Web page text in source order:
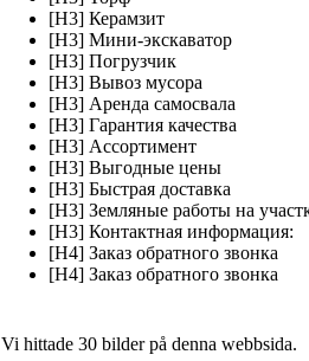
[H3] Керамзит
[H3] Мини-экскаватор
[H3] Погрузчик
[H3] Вывоз мусора
[H3] Аренда самосвала
[H3] Гарантия качества
[H3] Ассортимент
[H3] Выгодные цены
[H3] Быстрая доставка
[H3] Земляные работы на
[H3] Контактная информация:
[H4] Заказ обратного звонка
[H4] Заказ обратного звонка
Vi hittade 30 bilder på denna webbsida.